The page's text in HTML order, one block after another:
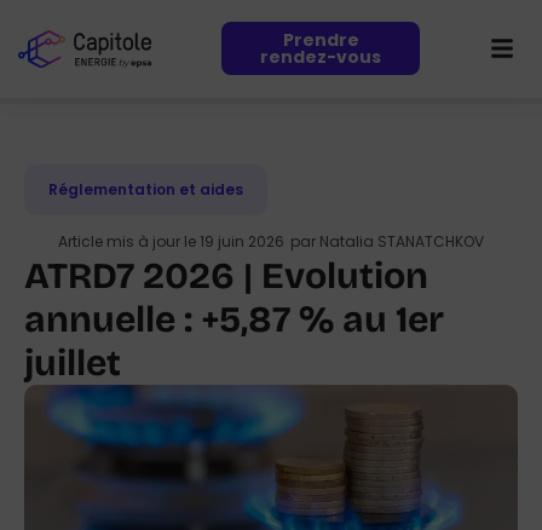
Prendre
rendez-vous
Réglementation et aides
Article mis à jour le 19 juin 2026 par Natalia STANATCHKOV
ATRD7 2026 | Evolution
annuelle : +5,87 % au 1er
juillet